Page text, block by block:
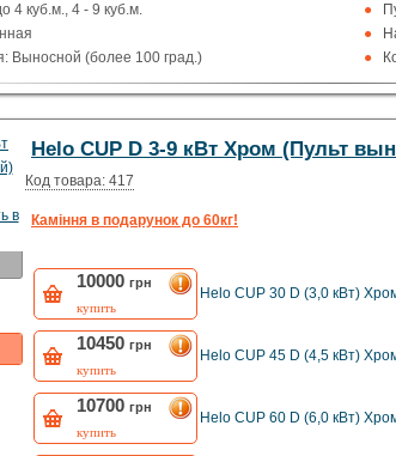
4 куб.м., 4 - 9 куб.м.
Выносной (более 100 град.)
дома
Helo CUP D 3-9 кВт Хром (Пульт
Код товара: 417
Каміння в подарунок до 60кг!
10000 грн
купить
Helo CUP 30 D (3,0 кВт)
10450 грн
купить
Helo CUP 45 D (4,5 кВт)
10700 грн
купить
Helo CUP 60 D (6,0 кВт)